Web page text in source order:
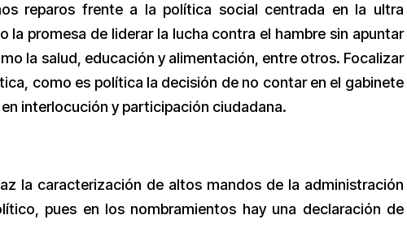
reparos frente a la política social centrada en la ultra
promesa de liderar la lucha contra el hambre sin apuntar
la salud, educación y alimentación, entre otros. Focalizar
como es política la decisión de no contar en el gabinete
interlocución y participación ciudadana.
la caracterización de altos mandos de la administración
pues en los nombramientos hay una declaración de